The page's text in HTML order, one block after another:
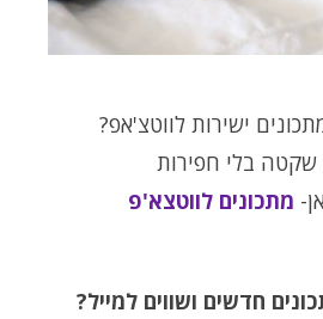
ישירות לווטצ'אפ?
בלי חפירות
מתכונים לווטצא'פ
חדשים ושווים למייל?